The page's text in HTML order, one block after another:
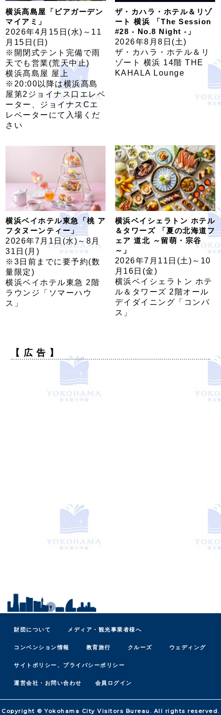
横浜髙島屋「ビアガーデン
マイアミ」
2026年4月15日(水)～11
月15日(日)
※開閉式テント完備で雨
天でも営業(荒天中止)
横浜髙島屋 屋上
※20:00以降は横浜髙島
屋第2ジョイナス口エレベ
ーター、ジョイナスCエ
レベーターにて入場くだ
さい
ザ・カハラ・ホテル＆リゾ
ート 横浜 「The Session
#28 - No.8 Night -」
2026年8月8日(土)
ザ・カハラ・ホテル＆リ
ゾート 横浜 14階 THE
KAHALA Lounge
横浜ベイホテル東急「桃 ア
フタヌーンティー」
2026年7月1日(水)～8月
31日(月)
※3日前までに要予約(数
量限定)
横浜ベイホテル東急 2階
ラウンジ「ソマーハウ
ス」
横浜ベイシェラトン ホテル
＆タワーズ 「夏の北海道フ
ェア 道北 ～留萌・宗谷
～」
2026年7月11日(土)～10
月16日(金)
横浜ベイシェラトン ホテ
ル＆タワーズ 2階オール
デイダイニング「コンパ
ス」
【 広 告 】
財団について メディア・観光事業者様へ
コンベンション情報 教育旅行 クルーズ ウェディング
サイトポリシー、プライバシーポリシー
運営会社・お問い合わせ 会員ログイン
Copyright © Yokohama City Visitors Bureau. All rights reserved.